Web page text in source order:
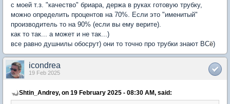
с моей т.з. "качество" бриара, держа в руках готовую трубку,
можно определить процентов на 70%. Если это "именитый"
производитель то на 90% (если вы ему верите).
как то так... а может и не так...)
все равно душнилы обосрут) они то точно про трубки знают ВСё)
icondrea
19 Feb 2025
Shtin_Andrey, on 19 February 2025 - 08:30 AM, said: